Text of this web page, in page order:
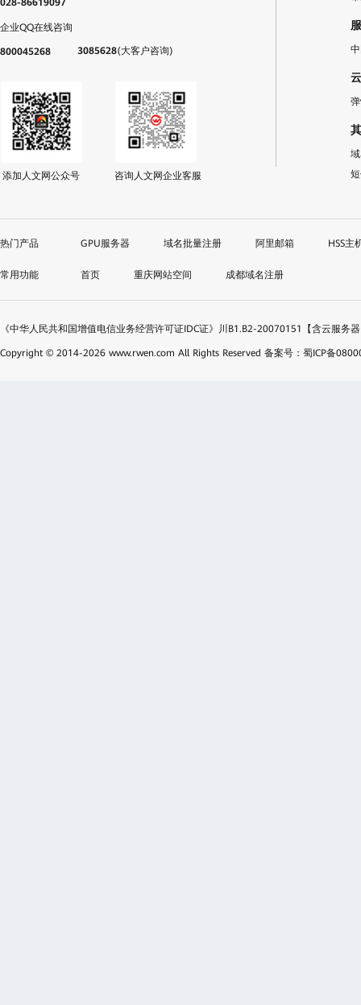
028-86619097
企业QQ在线咨询
800045268 3085628(大客户咨询)
添加人文网公众号 咨询人文网企业客服
GPU服务器 域名批量注册 阿里邮箱 HSS主
首页 重庆网站空间 成都域名注册
《中华人民共和国增值电信业务经营许可证IDC证》川B1.B2-20070151【含云服务
Copyright © 2014-2026 www.rwen.com All Rights Reserved 备案号：蜀ICP备